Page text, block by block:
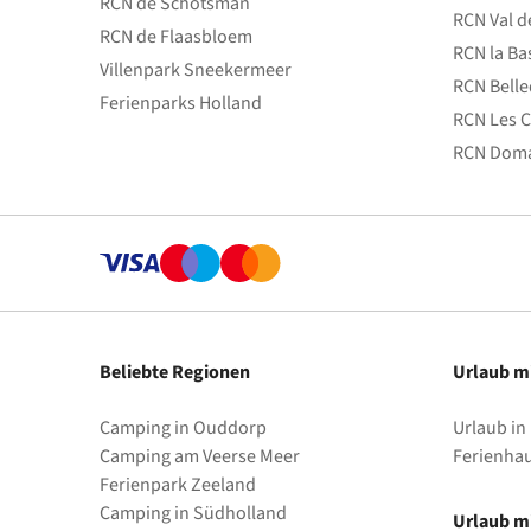
RCN de Flaasbloem
Villenpark Sneekermeer
Ferienparks Holland
RCN Val
RCN la
RCN
RCN Les
RCN
Beliebte Regionen
Camping in Ouddorp
Camping am Veerse Meer
Ferienpark Zeeland
Camping in Südholland
Urlaub
Urlaub in
Urlaub